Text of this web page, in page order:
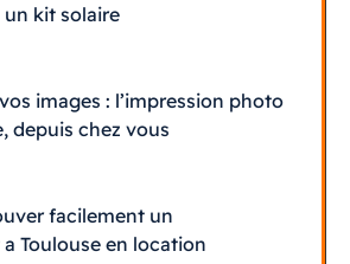
kit solaire
images : l’impression photo
depuis chez vous
facilement un
Toulouse en location